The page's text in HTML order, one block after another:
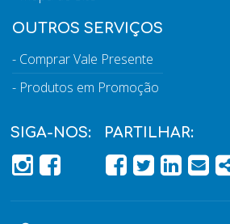
OUTROS SERVIÇOS
Comprar Vale Presente
Produtos em Promoção
SIGA-NOS:
PÁGINA DO
PÁGINA DO
PARTILHAR: